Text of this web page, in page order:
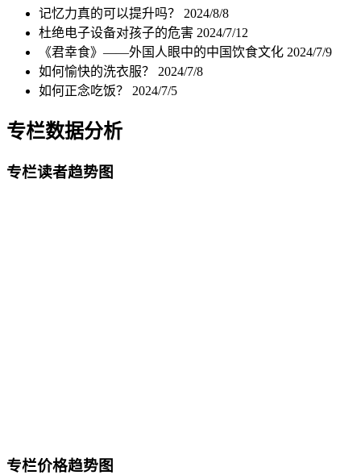
记忆力真的可以提升吗？ 2024/8/8
杜绝电子设备对孩子的危害 2024/7/12
《君幸食》——外国人眼中的中国饮食文化 2024/7/9
如何愉快的洗衣服？ 2024/7/8
如何正念吃饭？ 2024/7/5
专栏数据分析
专栏读者趋势图
专栏价格趋势图